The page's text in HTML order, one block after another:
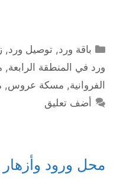
التصنيفات
باقة ورد,توصيل ورد,
ورد في المنطقة الرابعة,
الفروانية, مسكة عروس,
أضف تعليق
محل ورود وأزهار